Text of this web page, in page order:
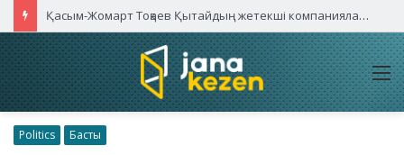
Қасым-Жомарт Тоқаев Қытайдың жетекші компаниялары басшыларымен кездесті
Politics Басты